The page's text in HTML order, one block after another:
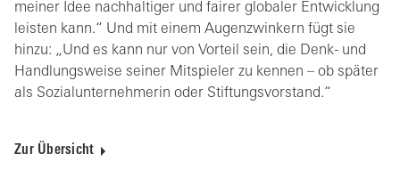
meiner Idee nachhaltiger und fairer globaler Entwicklung
leisten kann.“ Und mit einem Augenzwinkern fügt sie
hinzu: „Und es kann nur von Vorteil sein, die Denk- und
Handlungsweise seiner Mitspieler zu kennen – ob später
als Sozialunternehmerin oder Stiftungsvorstand.“
Zur Übersicht